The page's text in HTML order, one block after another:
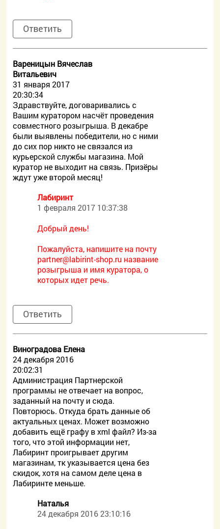
Ответить
Вареницын Вячеслав
Витальевич
31 января 2017
20:30:34
Здравствуйте, договаривались с
Вашим куратором насчёт проведения
совместного розыгрыша. В декабре
были выявлены победители, но с ними
до сих пор никто не связался из
курьерской службы магазина. Мой
куратор не выходит на связь. Призёры
ждут уже второй месяц!
Лабиринт
1 февраля 2017 10:37:38
Добрый день!
Пожалуйста, напишите на почту
partner@labirint-shop.ru название
розыгрыша и имя куратора, о
которых идет речь.
Ответить
Виноградова Елена
24 декабря 2016
20:02:31
Администрация Партнерской
программы не отвечает на вопрос,
заданный на почту и сюда.
Повторюсь. Откуда брать данные об
актуальных ценах. Может возможно
добавить ещё графу в xml файл? Из-за
того, что этой информации нет,
Лабиринт проигрывает другим
магазинам, тк указывается цена без
скидок, хотя на самом деле цена в
Лабиринте меньше.
Наталья
24 декабря 2016 23:10:16